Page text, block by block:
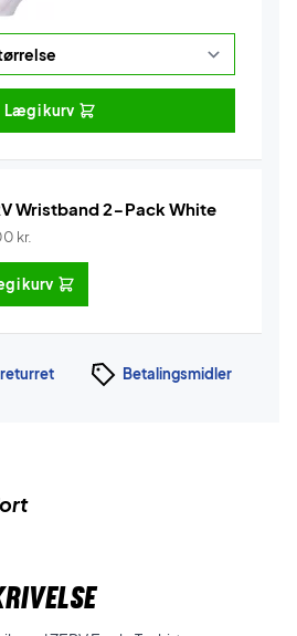
Læg i kurv
Wristband 2-Pack White
kr.
i kurv
Betalingsmidler